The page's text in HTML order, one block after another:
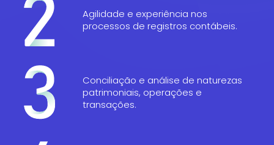
Agilidade e experiência nos
processos de registros contábeis.
Conciliação e análise de naturezas
patrimoniais, operações e
transações.